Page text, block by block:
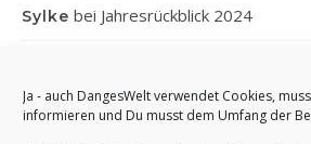
Ja - auch DangesWelt verwendet Cookies,
informieren und Du musst dem Umfang der
Sylke bei Jahresrückblick 2024
AnettbeiJahresrückblick 2024